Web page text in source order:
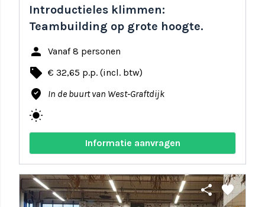
Introductieles klimmen:
Teambuilding op grote hoogte.
person Vanaf 8 personen
local_offer € 32,65 p.p. (incl. btw)
where_to_vote In de buurt van West-Graftdijk
wb_sunny
Informatie aanvragen
share favorite